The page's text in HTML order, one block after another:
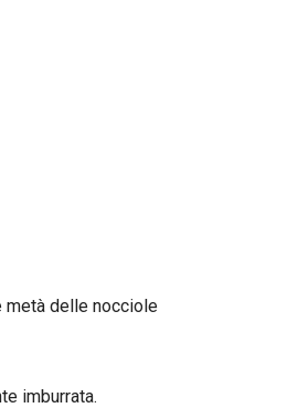
metà delle nocciole
imburrata.